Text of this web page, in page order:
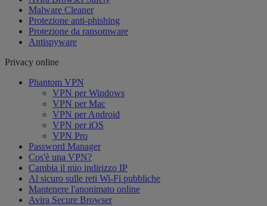
Malware Cleaner
Protezione anti-phishing
Protezione da ransomware
Antispyware
Privacy online
Phantom VPN
VPN per Windows
VPN per Mac
VPN per Android
VPN per iOS
VPN Pro
Password Manager
Cos'è una VPN?
Cambia il mio indirizzo IP
Al sicuro sulle reti Wi-Fi pubbliche
Mantenere l'anonimato online
Avira Secure Browser